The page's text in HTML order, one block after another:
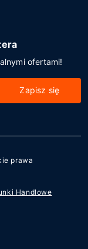
ofertami!
Zapisz się
prawa
Handlowe